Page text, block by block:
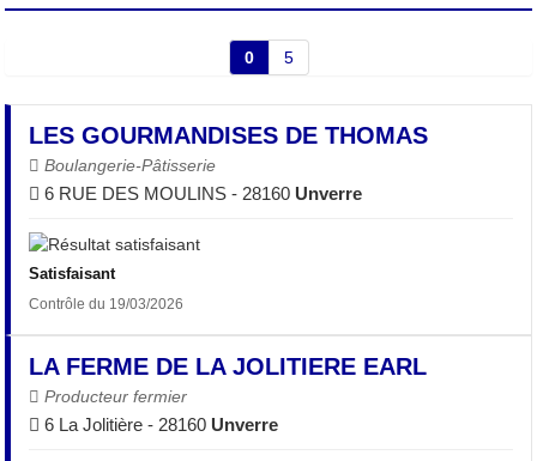
0 5
LES GOURMANDISES DE THOMAS
Boulangerie-Pâtisserie
6 RUE DES MOULINS - 28160 Unverre
Satisfaisant
Contrôle du 19/03/2026
LA FERME DE LA JOLITIERE EARL
Producteur fermier
6 La Jolitière - 28160 Unverre